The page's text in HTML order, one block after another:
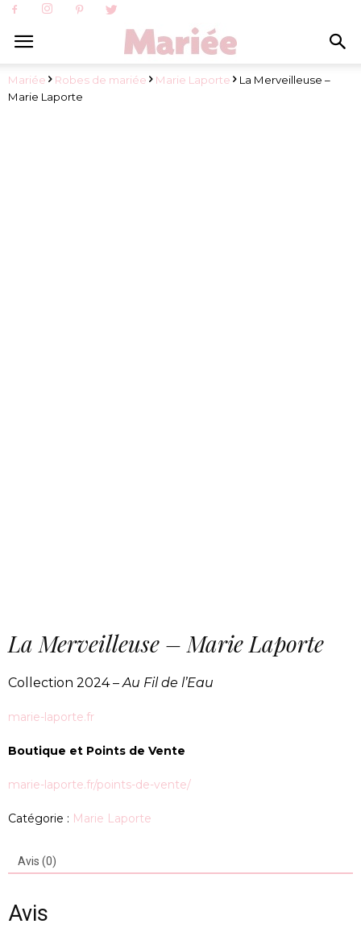
Mariée Robes de mariée Marie Laporte
La Merveilleuse –
Marie Laporte
La Merveilleuse – Marie Laporte
Collection 2024 –Au Fil de l’Eau
marie-laporte.fr
Boutique et Points de Vente
marie-laporte.fr/points-de-vente/
Catégorie : Marie Laporte
Avis (0)
Avis